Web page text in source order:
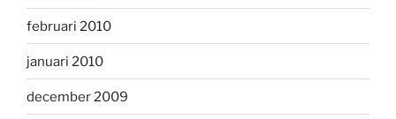
februari 2010
januari 2010
december 2009